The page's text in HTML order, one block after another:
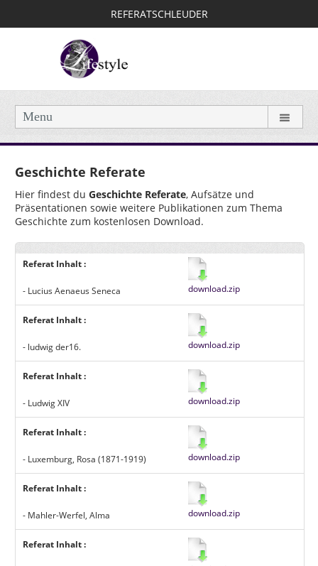
REFERATSCHLEUDER
Menu
Geschichte Referate
Hier findest duGeschichte Referate, Aufsätze und
Präsentationen sowie weitere Publikationen zum Thema
Geschichte zum kostenlosen Download.
Referat Inhalt :
- Lucius Aenaeus Seneca download.zip
Referat Inhalt :
- ludwig der16. download.zip
Referat Inhalt :
- Ludwig XIV download.zip
Referat Inhalt :
- Luxemburg, Rosa (1871-1919) download.zip
Referat Inhalt :
- Mahler-Werfel, Alma download.zip
Referat Inhalt :